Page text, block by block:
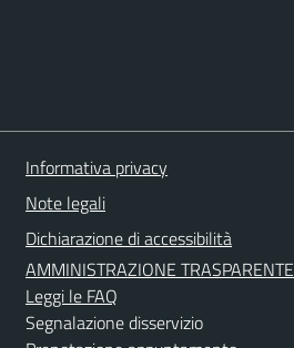
Informativa privacy
Note legali
Dichiarazione di accessibilità
AMMINISTRAZIONE TRASPARENTE
Leggi le FAQ
Segnalazione disservizio